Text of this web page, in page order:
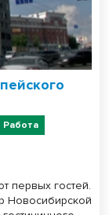
Работа
первых гостей.
Новосибирской